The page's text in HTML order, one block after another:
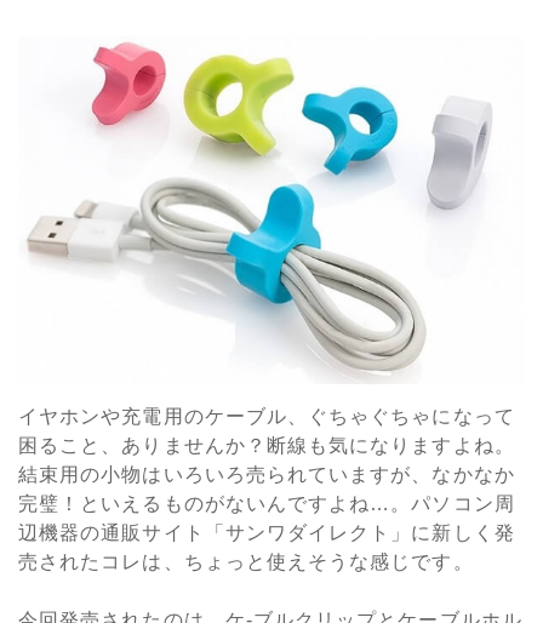
イヤホンや充電用のケーブル、ぐちゃぐちゃになって
困ること、ありませんか？断線も気になりますよね。
結束用の小物はいろいろ売られていますが、なかなか
完璧！といえるものがないんですよね…。パソコン周
辺機器の通販サイト「サンワダイレクト」に新しく発
売されたコレは、ちょっと使えそうな感じです。